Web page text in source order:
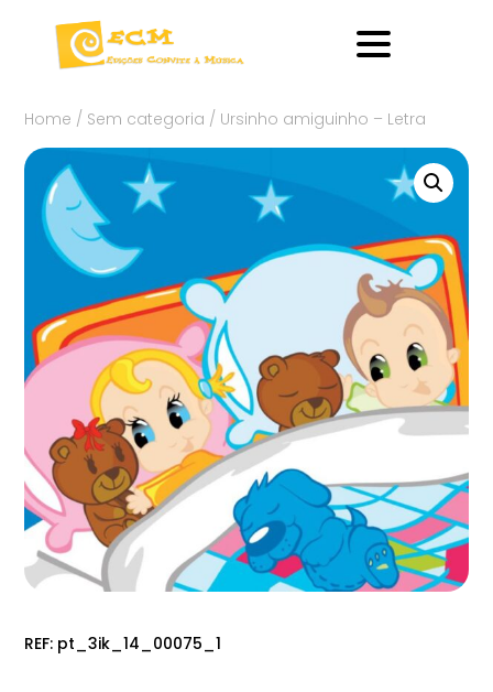
Home / Sem categoria / Ursinho amiguinho – Letra
REF: pt_3ik_14_00075_1